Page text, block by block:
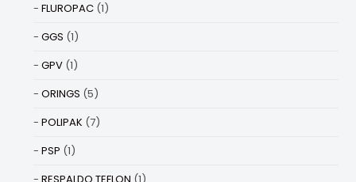
FLUROPAC (1)
GGS (1)
GPV (1)
ORINGS (5)
POLIPAK (7)
PSP (1)